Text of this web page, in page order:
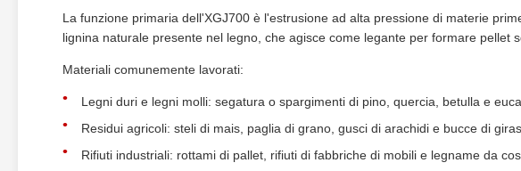
La funzione primaria dell'XGJ700 è l'estrusione ad alta pressione di materie
lignina naturale presente nel legno, che agisce come legante per formare pellet
Materiali comunemente lavorati:
Legni duri e legni molli: segatura o spargimenti di pino, quercia, betulla e
Residui agricoli: steli di mais, paglia di grano, gusci di arachidi e bucce di
Rifiuti industriali: rottami di pallet, rifiuti di fabbriche di mobili e legname da